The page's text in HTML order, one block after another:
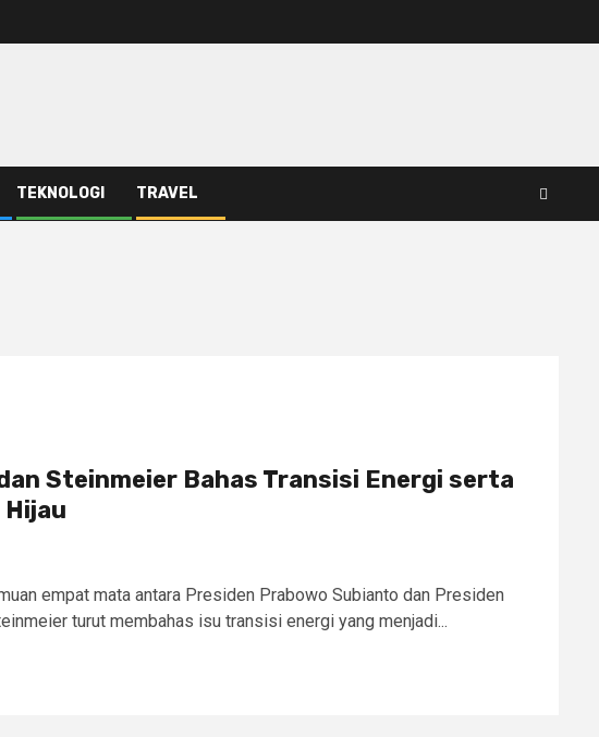
TEKNOLOGI TRAVEL
Steinmeier Bahas Transisi Energi serta
empat mata antara Presiden Prabowo Subianto dan Presiden
turut membahas isu transisi energi yang menjadi...